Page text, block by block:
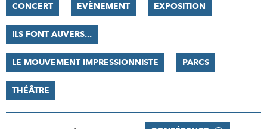
CONCERT EVÈNEMENT EXPOSITION
ILS FONT AUVERS...
LE MOUVEMENT IMPRESSIONNISTE PARCS
THÉÂTRE